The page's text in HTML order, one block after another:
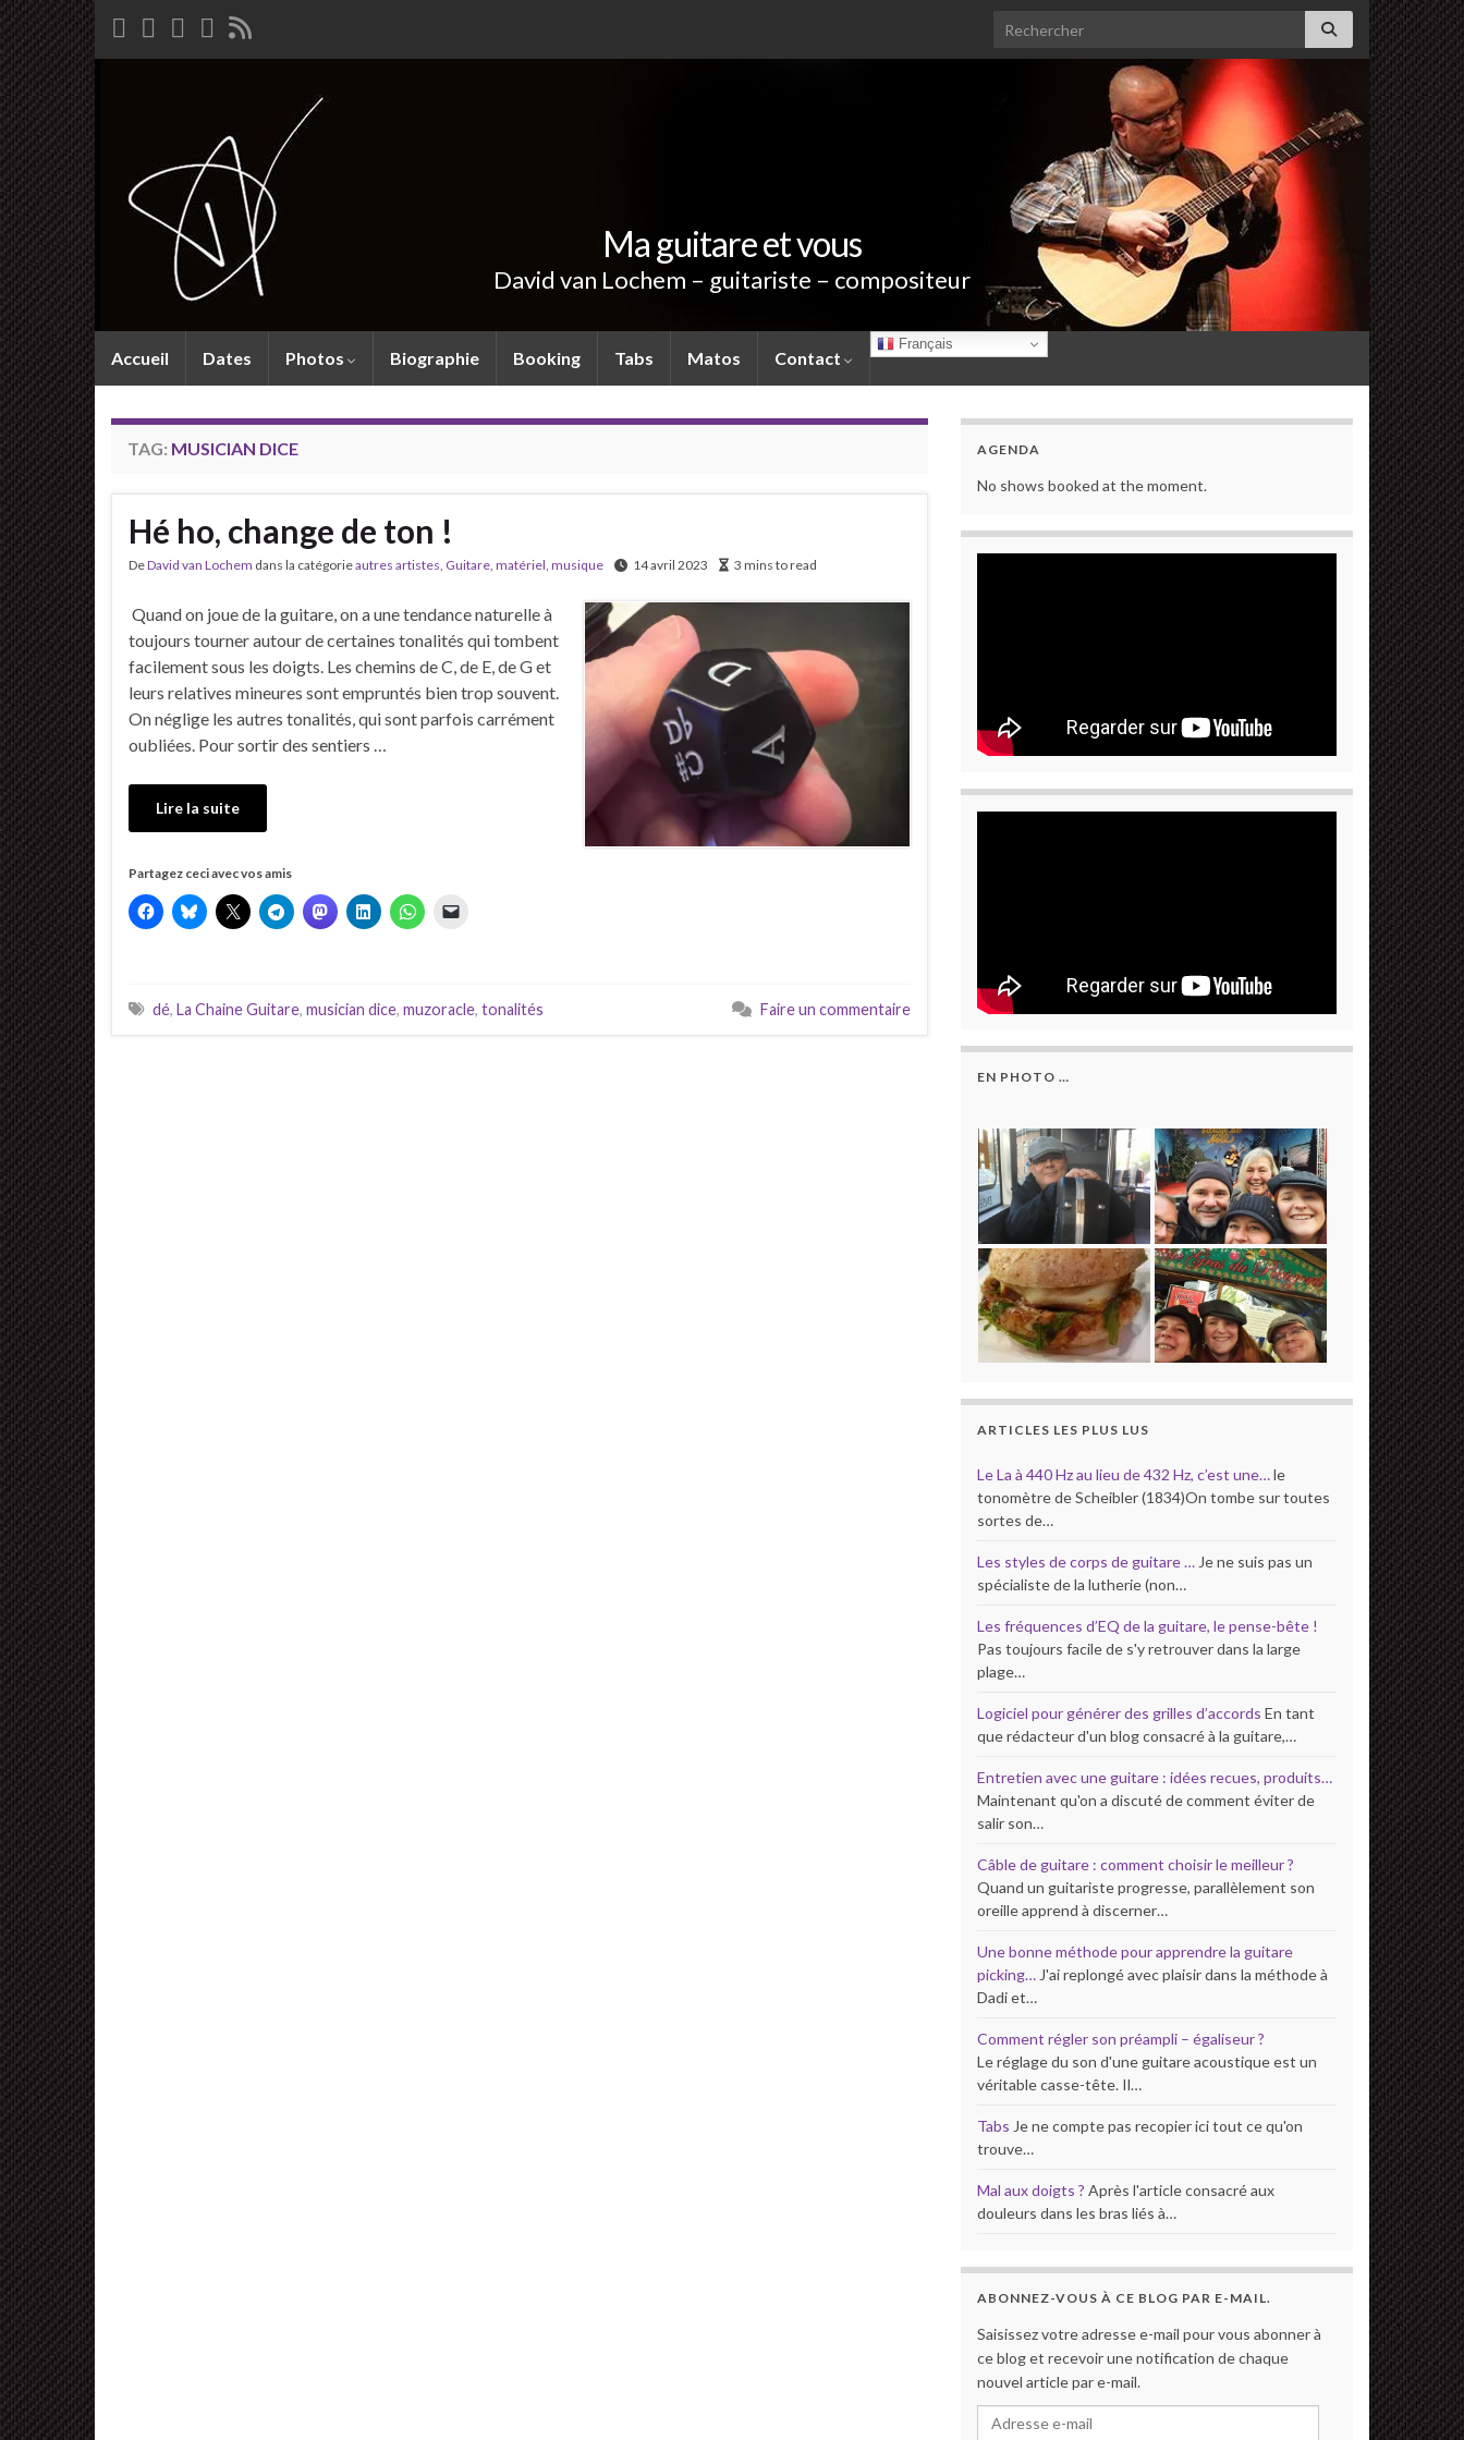
Search for:
Ma guitare et vous
David van Lochem – guitariste – compositeur
Accueil Dates Photos Biographie Booking Tabs Matos Contact
Français
TAG: MUSICIAN DICE
Hé ho, change de ton !
DeDavid van Lochem dans la catégorieautres artistes, Guitare, matériel, musique 14 avril 2023 3 mins to read
Quand on joue de la guitare, on a une tendance naturelle à
toujours tourner autour de certaines tonalités qui tombent
facilement sous les doigts. Les chemins de C, de E, de G et
leurs relatives mineures sont empruntés bien trop souvent.
On néglige les autres tonalités, qui sont parfois carrément
oubliées. Pour sortir des sentiers …
Lire la suite
Partagez ceci avec vos amis
dé, La Chaine Guitare, musician dice, muzoracle, tonalités Faire un commentaire
AGENDA
No shows booked at the moment.
EN PHOTO …
ARTICLES LES PLUS LUS
Le La à 440 Hz au lieu de 432 Hz, c’est une…le
tonomètre de Scheibler (1834)On tombe sur toutes
sortes de…
Les styles de corps de guitare … Je ne suis pas un
spécialiste de la lutherie (non…
Les fréquences d’EQ de la guitare, le pense-bête !
Pas toujours facile de s'y retrouver dans la large
plage…
Logiciel pour générer des grilles d’accords En tant
que rédacteur d'un blog consacré à la guitare,…
Entretien avec une guitare : idées recues, produits…
Maintenant qu'on a discuté de comment éviter de
salir son…
Câble de guitare : comment choisir le meilleur ?
Quand un guitariste progresse, parallèlement son
oreille apprend à discerner…
Une bonne méthode pour apprendre la guitare
picking… J'ai replongé avec plaisir dans la méthode à
Dadi et…
Comment régler son préampli – égaliseur ?
Le réglage du son d'une guitare acoustique est un
véritable casse-tête. Il…
Tabs Je ne compte pas recopier ici tout ce qu'on
trouve…
Mal aux doigts ? Après l'article consacré aux
douleurs dans les bras liés à…
ABONNEZ-VOUS À CE BLOG PAR E-MAIL.
Saisissez votre adresse e-mail pour vous abonner à
ce blog et recevoir une notification de chaque
nouvel article par e-mail.
Adresse e-mail